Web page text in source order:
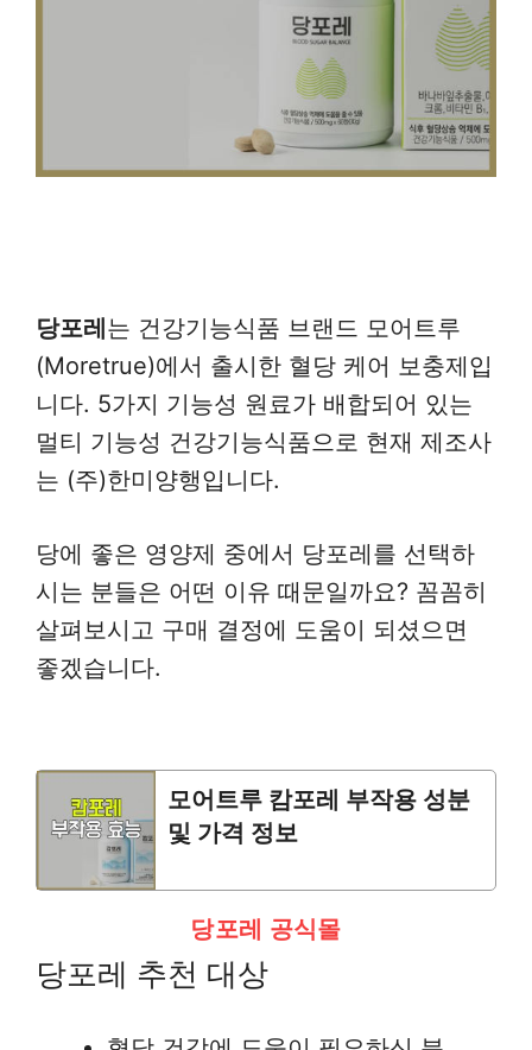
당포레는 건강기능식품 브랜드 모어트루
(Moretrue)에서 출시한 혈당 케어 보충제입
니다. 5가지 기능성 원료가 배합되어 있는
멀티 기능성 건강기능식품으로 현재 제조사
는 (주)한미양행입니다.
당에 좋은 영양제 중에서 당포레를 선택하
시는 분들은 어떤 이유 때문일까요? 꼼꼼히
살펴보시고 구매 결정에 도움이 되셨으면
좋겠습니다.
모어트루 캄포레 부작용 성분
및 가격 정보
당포레 공식몰
당포레 추천 대상